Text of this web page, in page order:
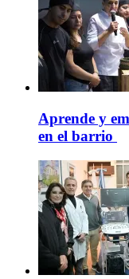
Aprende y
en el barrio